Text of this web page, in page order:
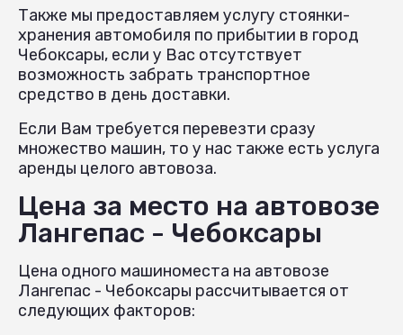
Также мы предоставляем услугу стоянки-
хранения автомобиля по прибытии в город
Чебоксары, если у Вас отсутствует
возможность забрать транспортное
средство в день доставки.
Если Вам требуется перевезти сразу
множество машин, то у нас также есть услуга
аренды целого автовоза.
Цена за место на автовозе
Лангепас - Чебоксары
Цена одного машиноместа на автовозе
Лангепас - Чебоксары рассчитывается от
следующих факторов: